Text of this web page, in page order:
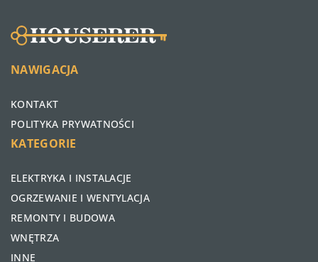
NAWIGACJA
KONTAKT
POLITYKA PRYWATNOŚCI
KATEGORIE
ELEKTRYKA I INSTALACJE
OGRZEWANIE I WENTYLACJA
REMONTY I BUDOWA
WNĘTRZA
INNE